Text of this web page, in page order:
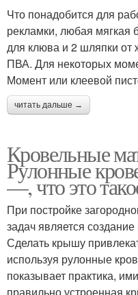
Что понадобится для
рекламки, любая мягкая
для клюва и 2 шляпки от
ПВА. Для некоторых
Момент или клеевой
читать дальше →
Кровельные
Рулонные
—, что это
При постройке
задач является
Сделать крышу
используя рулонные
показывает практика,